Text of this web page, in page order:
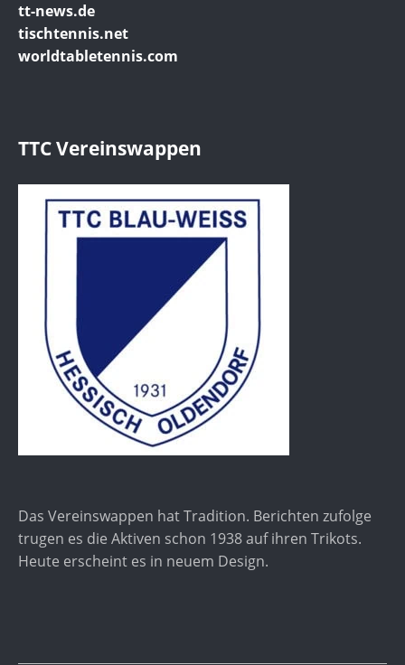
tt-news.de
tischtennis.net
worldtabletennis.com
TTC Vereinswappen
Das Vereinswappen hat Tradition. Berichten zufolge
trugen es die Aktiven schon 1938 auf ihren Trikots.
Heute erscheint es in neuem Design.